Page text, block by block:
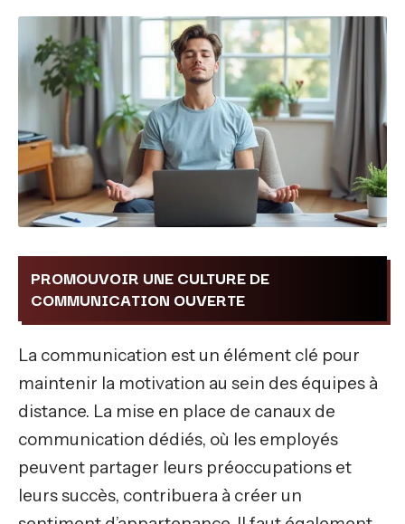
PROMOUVOIR UNE CULTURE DE
COMMUNICATION OUVERTE
La communication est un élément clé pour
maintenir la motivation au sein des équipes à
distance. La mise en place de canaux de
communication dédiés, où les employés
peuvent partager leurs préoccupations et
leurs succès, contribuera à créer un